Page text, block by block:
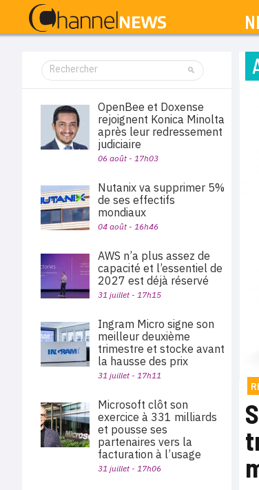
OpenBee et Doxense
rejoignent Konica Minolta
après leur redressement
judiciaire
06 août - 17h03
Nutanix va supprimer 5%
de ses effectifs
mondiaux
04 août - 16h46
AWS n’a plus assez de
capacité et l’essentiel de
2027 est déjà réservé
31 juillet - 17h15
Ingram Micro signe son
meilleur deuxième
trimestre et stocke avant
la hausse des prix
31 juillet - 17h11
Microsoft clôt son
exercice à 331 milliards
et pousse ses
partenaires vers la
facturation à l’usage
31 juillet - 17h06